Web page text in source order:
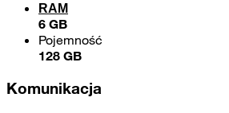
RAM
6 GB
Pojemność
128 GB
Komunikacja